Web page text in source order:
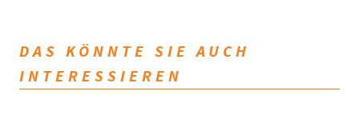
DAS KÖNNTE SIE AUCH
INTERESSIEREN